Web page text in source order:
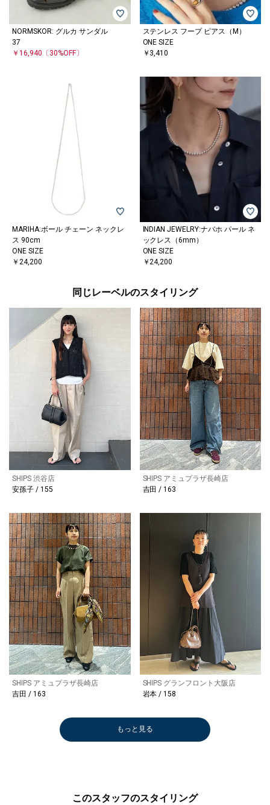
NORMSKOR: グルカ サンダル
37
￥16,940 〔30%OFF〕
ステンレス フープ ピアス（M）
ONE SIZE
￥3,410
MARIHA:ボール チェーン ネックレ
ス 90cm
ONE SIZE
￥24,200
INDIAN JEWELRY:ナバホ パール ネ
ックレス（6mm）
ONE SIZE
￥24,200
同じレーベルのスタイリング
SHIPS 渋谷店
安孫子 / 155
SHIPS アミュプラザ長崎店
吉田 / 163
SHIPS アミュプラザ長崎店
吉田 / 163
SHIPS グランフロント大阪店
本 / 158
もっと見る
このスタッフのスタイリング